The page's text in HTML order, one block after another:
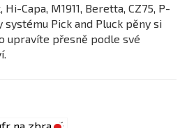
Hi-Capa, M1911, Beretta, CZ75, P-
systému Pick and Pluck pěny si
upravíte přesně podle své